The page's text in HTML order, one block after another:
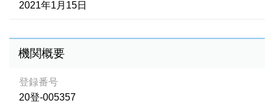
2021年1月15日
機関概要
登録番号
20登-005357